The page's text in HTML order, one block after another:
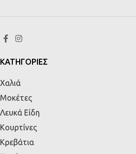
ΚΑΤΗΓΟΡΙΕΣ
Χαλιά
Μοκέτες
Λευκά Είδη
Κουρτίνες
Κρεβάτια